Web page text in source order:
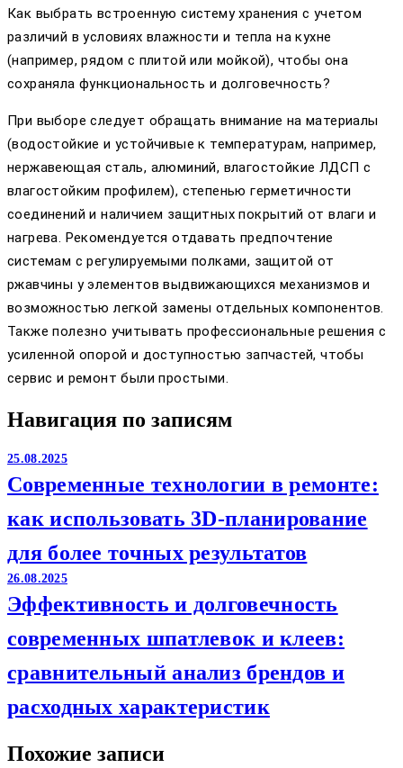
Как выбрать встроенную систему хранения с учетом
различий в условиях влажности и тепла на кухне
(например, рядом с плитой или мойкой), чтобы она
сохраняла функциональность и долговечность?
При выборе следует обращать внимание на материалы
(водостойкие и устойчивые к температурам, например,
нержавеющая сталь, алюминий, влагостойкие ЛДСП с
влагостойким профилем), степенью герметичности
соединений и наличием защитных покрытий от влаги и
нагрева. Рекомендуется отдавать предпочтение
системам с регулируемыми полками, защитой от
ржавчины у элементов выдвижающихся механизмов и
возможностью легкой замены отдельных компонентов.
Также полезно учитывать профессиональные решения с
усиленной опорой и доступностью запчастей, чтобы
сервис и ремонт были простыми.
Навигация по записям
25.08.2025
Современные технологии в ремонте:
как использовать 3D-планирование
для более точных результатов
26.08.2025
Эффективность и долговечность
современных шпатлевок и клеев:
сравнительный анализ брендов и
расходных характеристик
Похожие записи